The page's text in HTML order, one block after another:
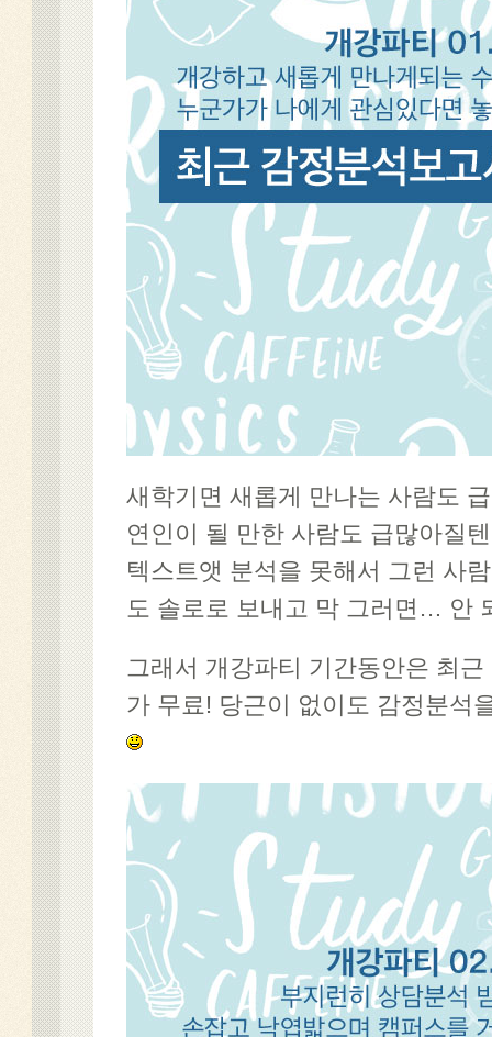
새학기면 새롭게 만나는 사람도
연인이 될 만한 사람도 급많아질
텍스트앳 분석을 못해서 그런 사
도 솔로로 보내고 막 그러면… 안
그래서 개강파티 기간동안은 최
가 무료! 당근이 없이도 감정분석